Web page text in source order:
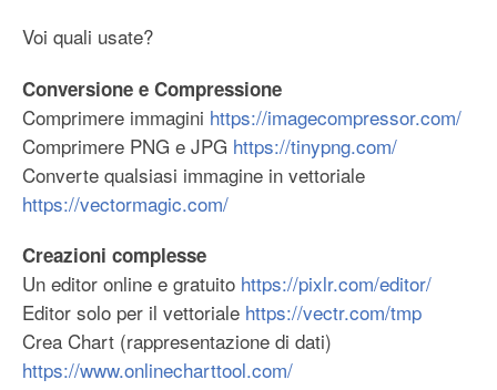
Voi quali usate?
Conversione e Compressione
Comprimere immagini https://imagecompressor.com/
Comprimere PNG e JPG https://tinypng.com/
Converte qualsiasi immagine in vettoriale
https://vectormagic.com/
Creazioni complesse
Un editor online e gratuito https://pixlr.com/editor/
Editor solo per il vettoriale https://vectr.com/tmp
Crea Chart (rappresentazione di dati)
https://www.onlinecharttool.com/